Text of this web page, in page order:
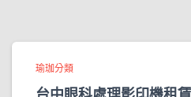
瑜珈分類